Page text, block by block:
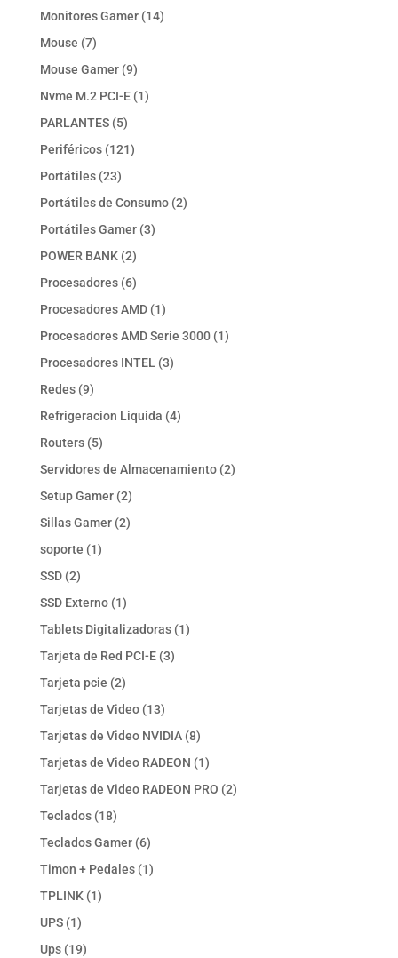
Monitores Gamer 1414
Mouse 77
productos
Mouse Gamer 99
productos
Nvme M.2 PCI-E 11
PARLANTES 55
productos
Periféricos 121121
Portátiles 2323
productos
Portátiles de Consumo 22
Portátiles Gamer 33
POWER BANK 22
productos
Procesadores 66
productos
Procesadores AMD 11
producto
Procesadores AMD Serie 3000 11
Procesadores INTEL 33
Redes 99
productos
Refrigeracion Liquida 44
Routers 55
productos
Servidores de Almacenamiento 22
Setup Gamer 22
productos
Sillas Gamer 22
soporte 11
SSD 22
productos
SSD Externo 11
producto
Tablets Digitalizadoras 11
Tarjeta de Red PCI-E 33
Tarjeta pcie 22
productos
Tarjetas de Video 1313
productos
Tarjetas de Video NVIDIA 88
productos
Tarjetas de Video RADEON 11
producto
Tarjetas de Video RADEON PRO 22
Teclados 1818
productos
Teclados Gamer 66
productos
Timon + Pedales 11
TPLINK 11
UPS 11
producto
Ups 1919